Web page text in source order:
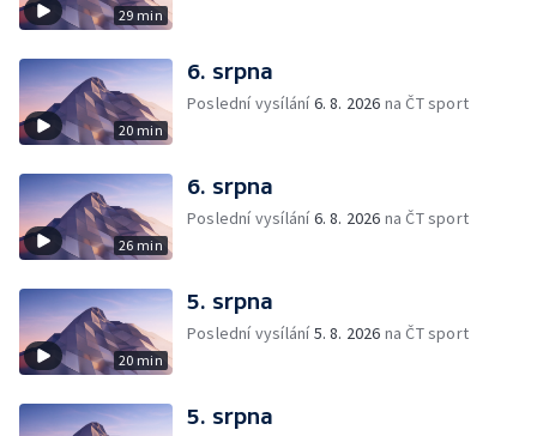
29 min
20 min
6. srpna
Poslední vysílání6. 8. 2026 na ČT sport
26 min
6. srpna
Poslední vysílání6. 8. 2026 na ČT sport
20 min
5. srpna
Poslední vysílání5. 8. 2026 na ČT sport
5. srpna